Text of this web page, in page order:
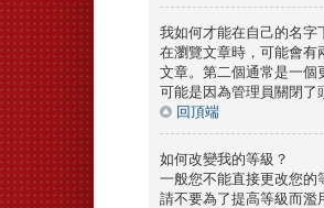
我如何才能在自己的名字
在瀏覽文章時，可能會有
文章。第二個通常是一個
可能是因為管理員關閉了
回頂端
如何改變我的等級？
一般您不能直接更改您的
請不要為了提高等級而濫